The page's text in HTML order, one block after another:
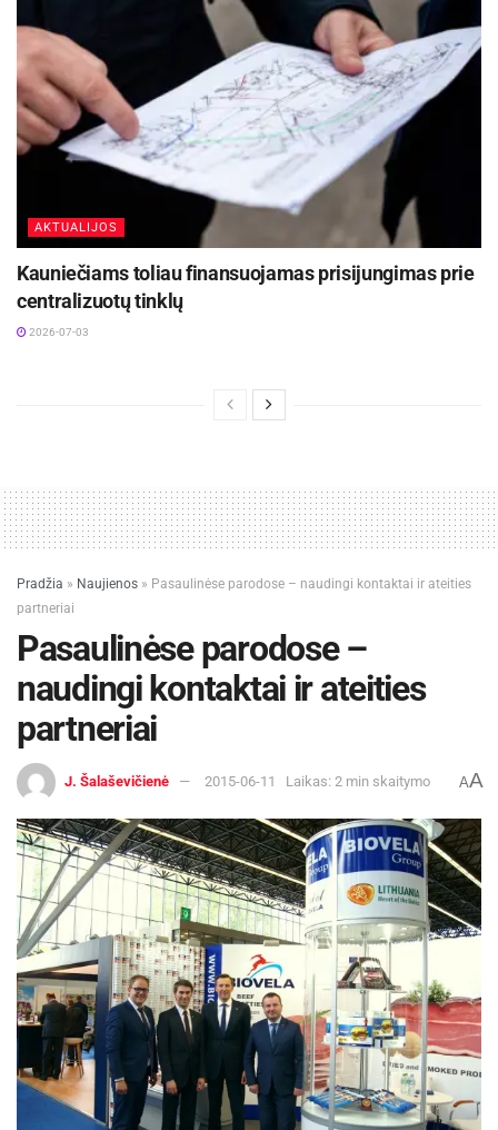
AKTUALIJOS
Kauniečiams toliau finansuojamas prisijungimas prie
centralizuotų tinklų
2026-07-03
Pradžia » Naujienos » Pasaulinėse parodose – naudingi kontaktai ir ateities
partneriai
Pasaulinėse parodose –
naudingi kontaktai ir ateities
partneriai
J. Šalaševičienė 2015-06-11 Laikas: 2 min skaitymo AA